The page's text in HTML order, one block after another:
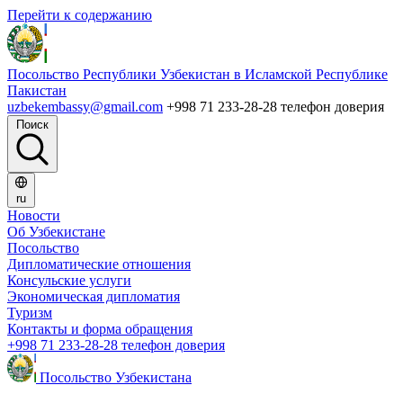
Перейти к содержанию
Посольство Республики Узбекистан в Исламской Республике
Пакистан
uzbekembassy@gmail.com +998 71 233-28-28 телефон доверия
Поиск
ru
Новости
Об Узбекистане
Посольство
Дипломатические отношения
Консульские услуги
Экономическая дипломатия
Туризм
Контакты и форма обращения
+998 71 233-28-28 телефон доверия
Посольство Узбекистана